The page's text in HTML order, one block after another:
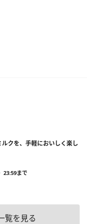
クを、手軽においしく楽し
23:59まで
覧を見る